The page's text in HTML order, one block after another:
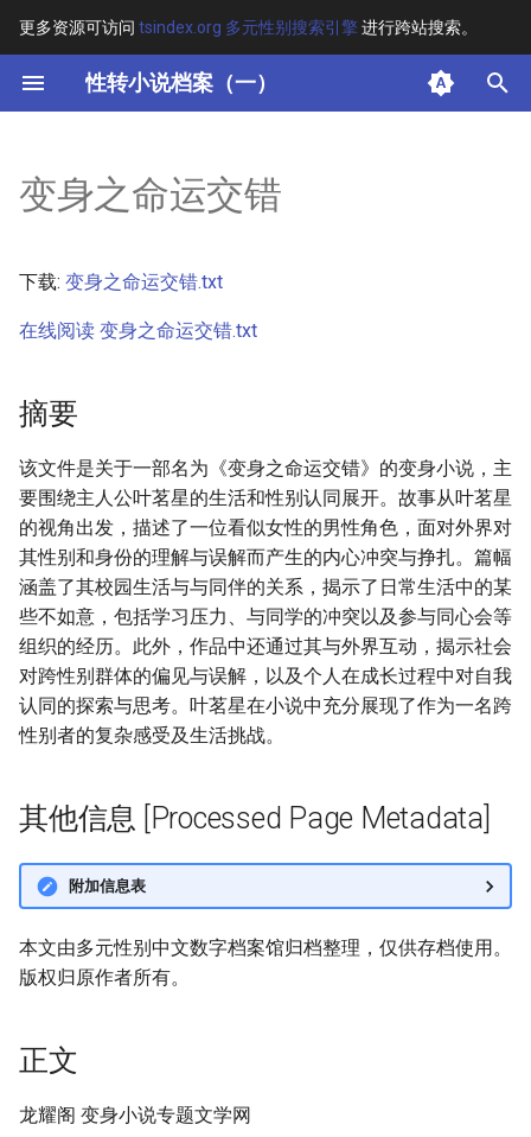
更多资源可访问 tsindex.org 多元性别搜索引擎进行跨站搜索。
性转小说档案（一）
键
开
搜
索
其他信息 [Processed Page
变身之命运交错
下载: 变身之命运交错.txt
在线阅读 变身之命运交错.txt
摘要
该文件是关于一部名为《变身之命运交错》的变身小说，主
要围绕主人公叶茗星的生活和性别认同展开。故事从叶茗星
的视角出发，描述了一位看似女性的男性角色，面对外界对
其性别和身份的理解与误解而产生的内心冲突与挣扎。篇幅
涵盖了其校园生活与与同伴的关系，揭示了日常生活中的某
些不如意，包括学习压力、与同学的冲突以及参与同心会等
组织的经历。此外，作品中还通过其与外界互动，揭示社会
对跨性别群体的偏见与误解，以及个人在成长过程中对自我
认同的探索与思考。叶茗星在小说中充分展现了作为一名跨
性别者的复杂感受及生活挑战。
其他信息 [Processed Page Metadata]
附加信息表
本文由多元性别中文数字档案馆归档整理，仅供存档使用。
版权归原作者所有。
正文
龙耀阁 变身小说专题文学网